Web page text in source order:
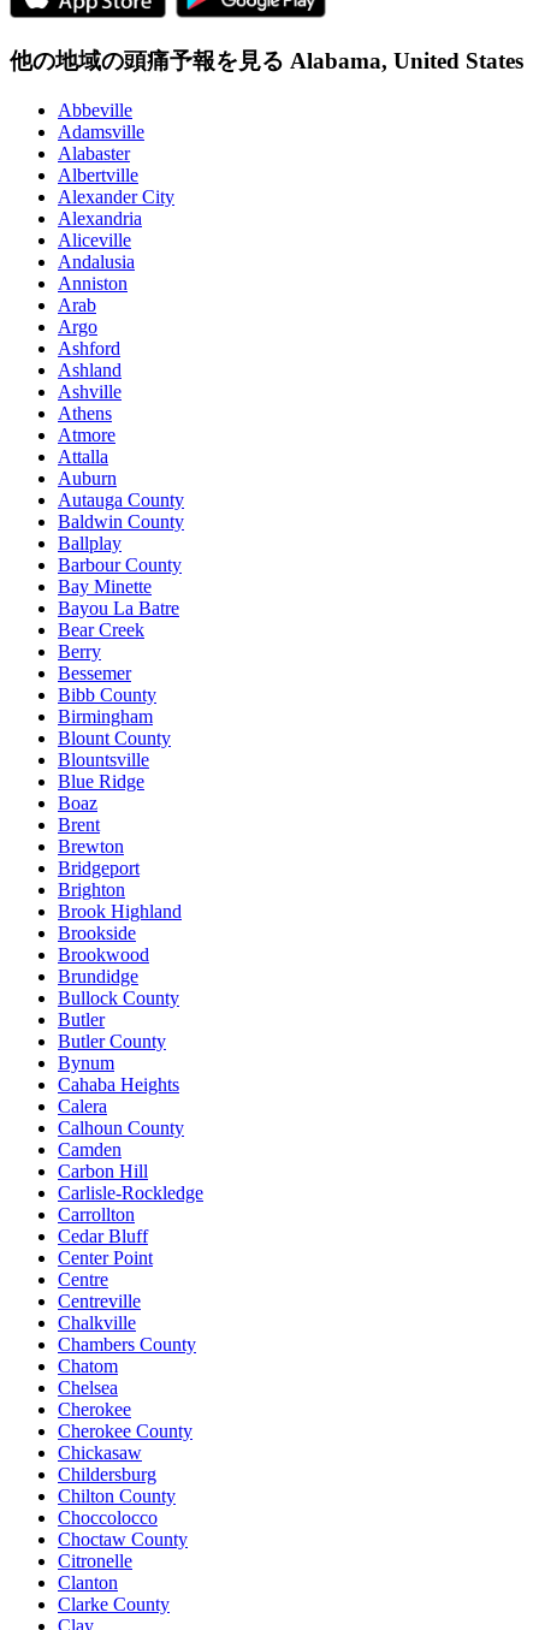
他の地域の頭痛予報を見る Alabama, United States
Abbeville
Adamsville
Alabaster
Albertville
Alexander City
Alexandria
Aliceville
Andalusia
Anniston
Arab
Argo
Ashford
Ashland
Ashville
Athens
Atmore
Attalla
Auburn
Autauga County
Baldwin County
Ballplay
Barbour County
Bay Minette
Bayou La Batre
Bear Creek
Berry
Bessemer
Bibb County
Birmingham
Blount County
Blountsville
Blue Ridge
Boaz
Brent
Brewton
Bridgeport
Brighton
Brook Highland
Brookside
Brookwood
Brundidge
Bullock County
Butler
Butler County
Bynum
Cahaba Heights
Calera
Calhoun County
Camden
Carbon Hill
Carlisle-Rockledge
Carrollton
Cedar Bluff
Center Point
Centre
Centreville
Chalkville
Chambers County
Chatom
Chelsea
Cherokee
Cherokee County
Chickasaw
Childersburg
Chilton County
Choccolocco
Choctaw County
Citronelle
Clanton
Clarke County
Clay